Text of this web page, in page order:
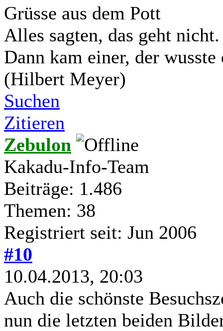
Grüsse aus dem Pott
Alles sagten, das geht nicht.
Dann kam einer, der
(Hilbert Meyer)
Suchen
Zitieren
Zebulon
Kakadu-Info-Team
Beiträge: 1.486
Themen: 38
Registriert seit: Jun 2006
#10
10.04.2013, 20:03
Auch die schönste
nun die letzten beiden